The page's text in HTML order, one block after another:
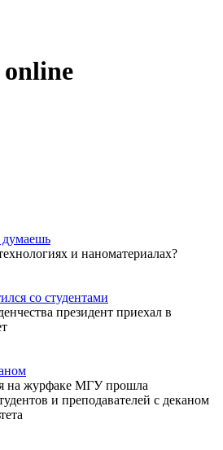
и наноматериалах?
со студентами
президент приехал в
на журфаке МГУ прошла
и преподавателей с деканом